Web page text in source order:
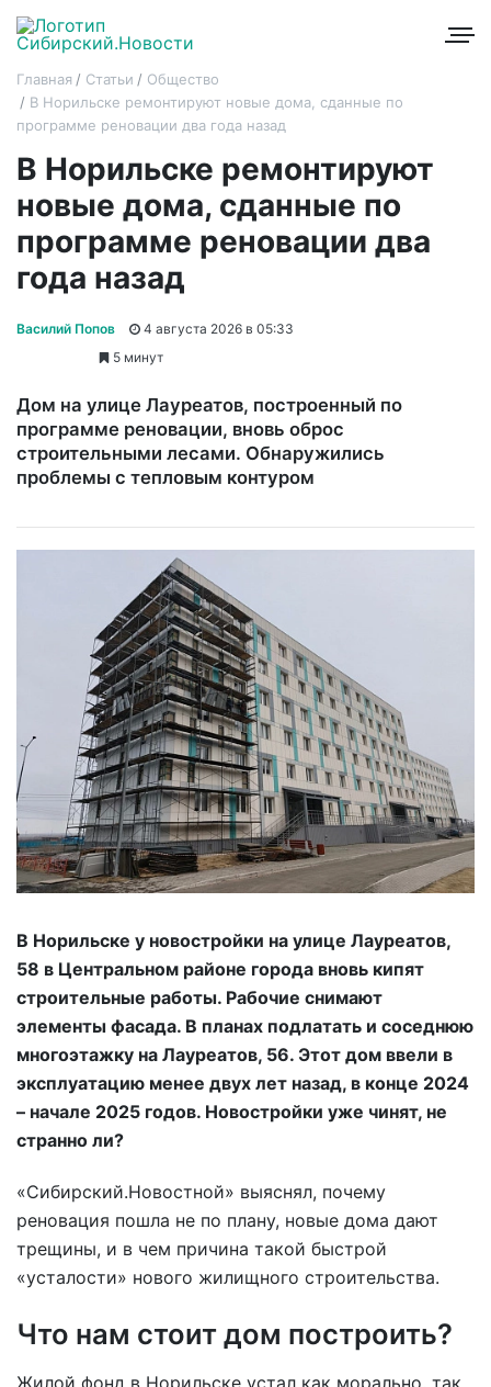
Главная Статьи
Общество
В Норильске ремонтируют новые дома, сданные по
программе реновации два года назад
В Норильске ремонтируют
новые дома, сданные по
программе реновации два
года назад
Василий Попов
4 августа 2026 в 05:33
5 минут
Дом на улице Лауреатов, построенный по
программе реновации, вновь оброс
строительными лесами. Обнаружились
проблемы с тепловым контуром
В Норильске у новостройки на улице Лауреатов,
58 в Центральном районе города вновь кипят
строительные работы. Рабочие снимают
элементы фасада. В планах подлатать и соседнюю
многоэтажку на Лауреатов, 56. Этот дом ввели в
эксплуатацию менее двух лет назад, в конце 2024
– начале 2025 годов. Новостройки уже чинят, не
странно ли?
«Сибирский.Новостной» выяснял, почему
реновация пошла не по плану, новые дома дают
трещины, и в чем причина такой быстрой
«усталости» нового жилищного строительства.
Что нам стоит дом построить?